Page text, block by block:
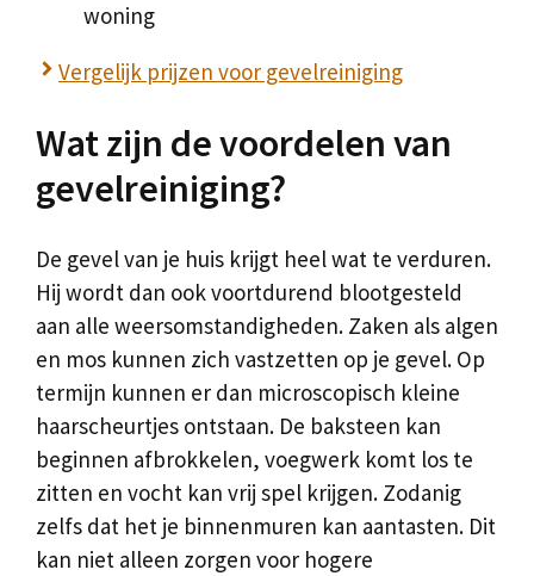
woning
Vergelijk prijzen voor gevelreiniging
Wat zijn de voordelen van
gevelreiniging?
De gevel van je huis krijgt heel wat te verduren.
Hij wordt dan ook voortdurend blootgesteld
aan alle weersomstandigheden. Zaken als algen
en mos kunnen zich vastzetten op je gevel. Op
termijn kunnen er dan microscopisch kleine
haarscheurtjes ontstaan. De baksteen kan
beginnen afbrokkelen, voegwerk komt los te
zitten en vocht kan vrij spel krijgen. Zodanig
zelfs dat het je binnenmuren kan aantasten. Dit
kan niet alleen zorgen voor hogere